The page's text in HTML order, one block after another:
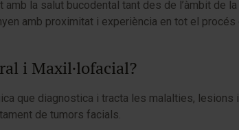
amb la salut bucodental tant des de l’àmbit
amb proximitat i experiència en tot el
i Maxil·lofacial?
que diagnostica i tracta les malalties,
de tumors facials.